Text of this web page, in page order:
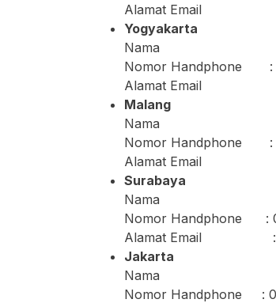
Alamat Email :
Yogyakarta
Nama :
Nomor Handphone :
Alamat Email :
Malang
Nama :
Nomor Handphone :
Alamat Email :
Surabaya
Nama :
Nomor Handphone :
Alamat Email :
Jakarta
Nama :
Nomor Handphone :